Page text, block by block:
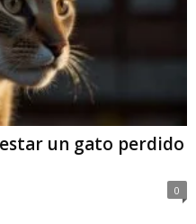
un gato perdido
0